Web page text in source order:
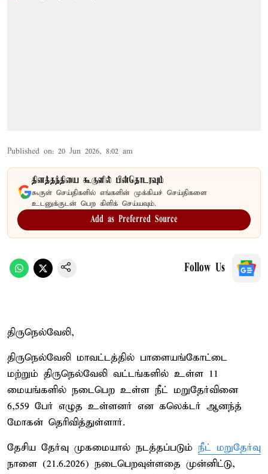
Published on: 20 Jun 2026, 8:02 am
தினத்தந்தியை கூகுளில் பின்தொடரவும்
கூகுள் செய்திகளில் எங்களின் முக்கியச் செய்திகளை
உடனுக்குடன் பெற கிளிக் செய்யவும்.
Add as Preferred Source
Follow Us
திருநெல்வேலி,
திருநெல்வேலி மாவட்டத்தில் பாளையங்கோட்டை
மற்றும் திருநெல்வேலி வட்டங்களில் உள்ள 11
மையங்களில் நடைபெற உள்ள நீட் மறுதேர்வினை
6,559 பேர் எழுத உள்ளனர் என கலெக்டர் ஆனந்த்
மோகன் தெரிவித்துள்ளார்.
தேசிய தேர்வு முகமையால் நடத்தப்படும் நீட் மறுதேர்வு
நாளை (21.6.2026) நடைபெறவுள்ளதை முன்னிட்டு,